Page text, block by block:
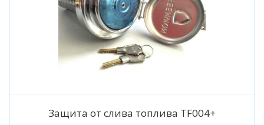
Подробнее
Защита от слива топлива TF004+